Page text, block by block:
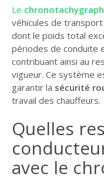
Le
véhicules de
dont le poids total
périodes de conduite
contribuant ainsi au
vigueur. Ce système
garantir la sécurité
travail des chauffeurs.
Quelles
avec le